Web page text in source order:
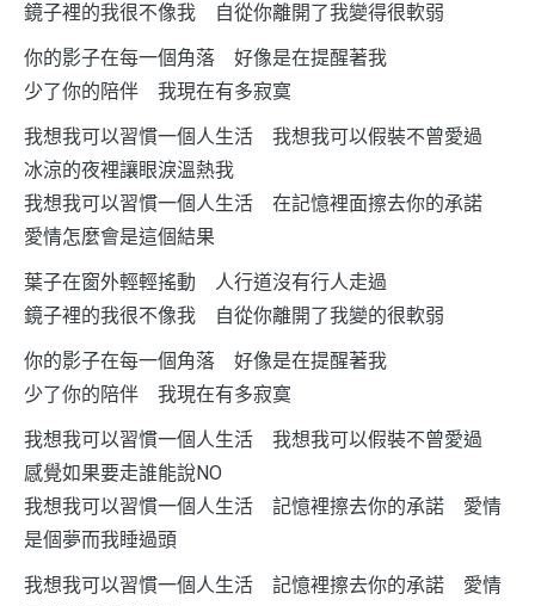
鏡子裡的我很不像我 自從你離開了我變得很軟弱
你的影子在每一個角落 好像是在提醒著我
少了你的陪伴 我現在有多寂寞
我想我可以習慣一個人生活 我想我可以假裝不曾愛過
冰涼的夜裡讓眼淚溫熱我
我想我可以習慣一個人生活 在記憶裡面擦去你的承諾
愛情怎麼會是這個結果
葉子在窗外輕輕搖動 人行道沒有行人走過
鏡子裡的我很不像我 自從你離開了我變的很軟弱
你的影子在每一個角落 好像是在提醒著我
少了你的陪伴 我現在有多寂寞
我想我可以習慣一個人生活 我想我可以假裝不曾愛過
感覺如果要走誰能說NO
我想我可以習慣一個人生活 記憶裡擦去你的承諾 愛情
是個夢而我睡過頭
我想我可以習慣一個人生活 記憶裡擦去你的承諾 愛情